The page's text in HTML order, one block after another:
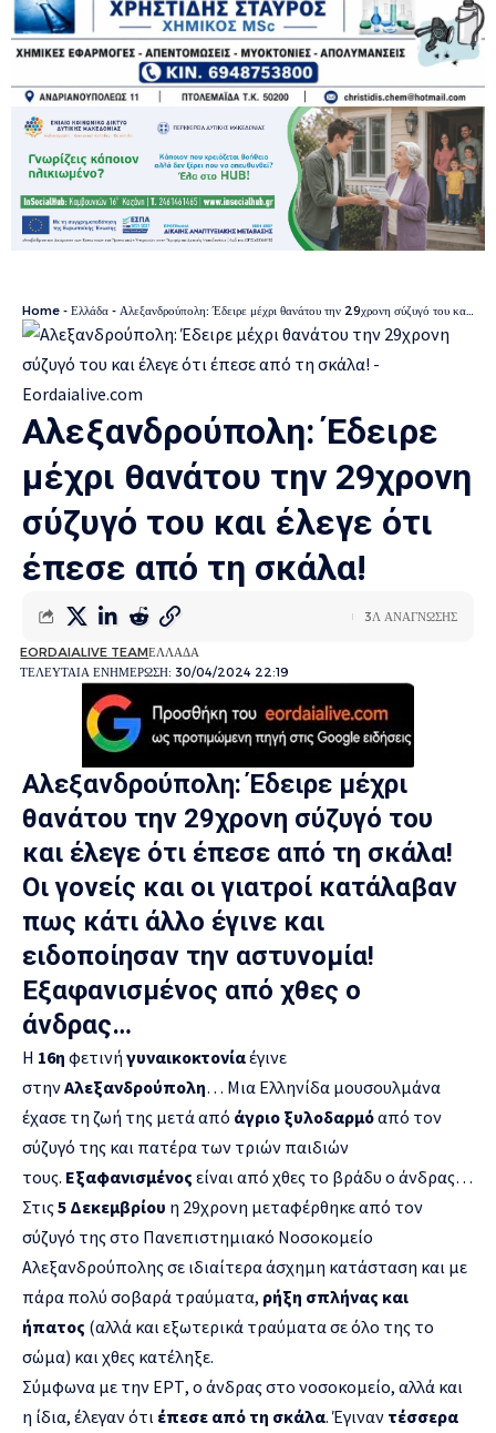
Home - Ελλάδα - Αλεξανδρούπολη: Έδειρε μέχρι θανάτου την 29χρονη σύζυγό του και έλεγε ότι έπεσε από τη σκάλα!
Αλεξανδρούπολη: Έδειρε
μέχρι θανάτου την 29χρονη
σύζυγό του και έλεγε ότι
έπεσε από τη σκάλα!
ΤΕΛΕΥΤΑΙΑ ΕΝΗΜΕΡΩΣΗ: 30/04/2024 22:19
EORDAIALIVE TEAMΕΛΛΑΔΑ
3Λ ΑΝΑΓΝΩΣΗΣ
Αλεξανδρούπολη: Έδειρε μέχρι
θανάτου την 29χρονη σύζυγό του
και έλεγε ότι έπεσε από τη σκάλα!
Οι γονείς και οι γιατροί κατάλαβαν
πως κάτι άλλο έγινε και
ειδοποίησαν την αστυνομία!
Εξαφανισμένος από χθες ο
άνδρας…
Η 16η φετινή γυναικοκτονίαέγινε
στηνΑλεξανδρούπολη… Μια Ελληνίδα μουσουλμάνα
έχασε τη ζωή της μετά από άγριο ξυλοδαρμόαπό τον
σύζυγό της και πατέρα των τριών παιδιών
τους. Εξαφανισμένος είναι από χθες το βράδυ ο άνδρας…
Στις5 Δεκεμβρίου η 29χρονη μεταφέρθηκε από τον
σύζυγό της στο Πανεπιστημιακό Νοσοκομείο
Αλεξανδρούπολης σε ιδιαίτερα άσχημη κατάσταση και με
πάρα πολύ σοβαρά τραύματα, ρήξη σπλήνας και
ήπατος (αλλά και εξωτερικά τραύματα σε όλο της το
σώμα) και χθες κατέληξε.
Σύμφωνα με την ΕΡΤ, ο άνδρας στο νοσοκομείο, αλλά και
η ίδια, έλεγαν ότι έπεσε από τη σκάλα. Έγιναν τέσσερα